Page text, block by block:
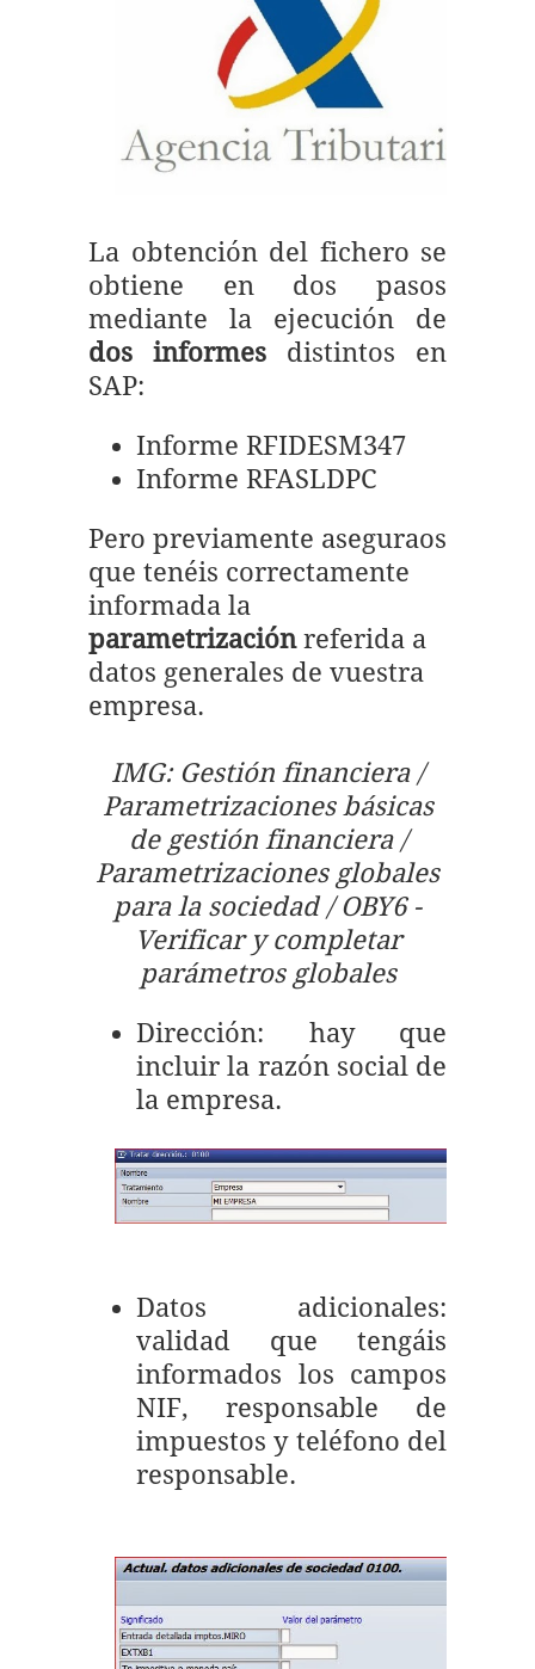
La obtención del fichero se
obtiene en dos pasos
mediante la ejecución de
dos informes distintos en
SAP:
Informe RFIDESM347
Informe RFASLDPC
Pero previamente aseguraos
que tenéis correctamente
informada la
parametrizaciónreferida a
datos generales de vuestra
empresa.
IMG: Gestión financiera /
Parametrizaciones básicas
de gestión financiera /
Parametrizaciones globales
para la sociedad / OBY6 -
Verificar y completar
parámetros globales
Dirección: hay que
incluir la razón social de
la empresa.
Datos adicionales:
validad que tengáis
informados los campos
NIF, responsable de
impuestos y teléfono del
responsable.